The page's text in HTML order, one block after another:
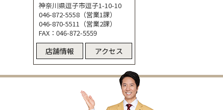
神奈川県逗子市逗子1-10-10
046-872-5558（営業1課）
046-870-5511（営業2課）
FAX：046-872-5559
店舗情報 アクセス